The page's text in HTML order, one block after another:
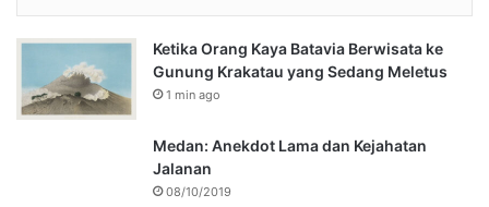
Ketika Orang Kaya Batavia Berwisata ke
Gunung Krakatau yang Sedang Meletus
1 min ago
Medan: Anekdot Lama dan Kejahatan
Jalanan
08/10/2019